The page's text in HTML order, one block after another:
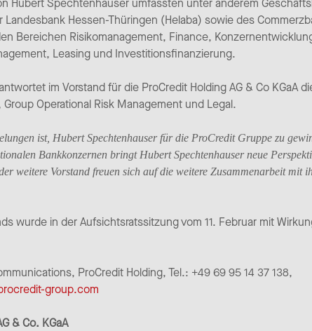
Hubert Spechtenhauser umfassten unter anderem
Hessen-Thüringen (Helaba) sowie des
Bereichen Risikomanagement, Finance,
Leasing und Investitionsfinanzierung.
im Vorstand für die ProCredit Holding AG & Co KGaA
Operational Risk Management und Legal.
ist, Hubert Spechtenhauser für die ProCredit Gruppe zu
Bankkonzernen bringt Hubert Spechtenhauser neue
weitere Vorstand freuen sich auf die weitere Zusammenarbeit mit
wurde in der Aufsichtsratssitzung vom 11. Februar mit
ProCredit Holding, Tel.: +49 69 95 14 37 138,
group.com
& Co. KGaA